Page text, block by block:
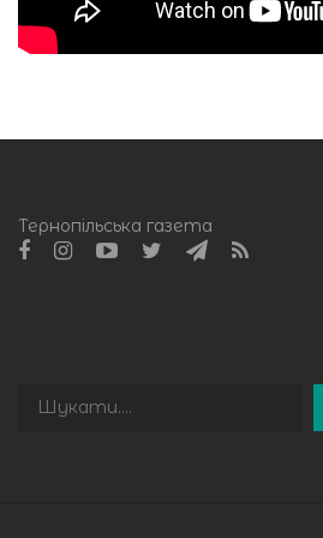
Тернопільська газета
Пошук